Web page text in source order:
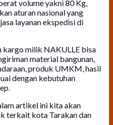
volume yakni 80 Kg,
aturan nasional yang
layanan ekspedisi di
kargo milik NAKULLE bisa
material bangunan,
produk UMKM, hasil
dengan kebutuhan
artikel ini kita akan
terkait kota Tarakan dan